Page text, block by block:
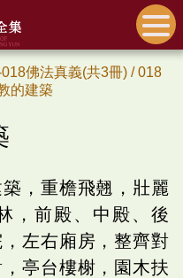
佛法真義(共3冊) /018
的建築
，重檐飛翹，壯麗
，前殿、中殿、後
左右廂房，整齊對
亭台樓榭，園木扶